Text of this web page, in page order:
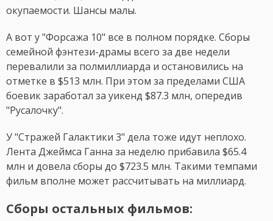
окупаемости. Шансы малы.
А вот у "Форсажа 10" все в полном порядке. Сборы
семейной фэнтези-драмы всего за две недели
перевалили за полмиллиарда и остановились на
отметке в $513 млн. При этом за пределами США
боевик заработал за уикенд $87.3 млн, опередив
"Русалочку".
У "Стражей Галактики 3" дела тоже идут неплохо.
Лента Джеймса Ганна за неделю прибавила $65.4
млн и довела сборы до $723.5 млн. Такими темпами
фильм вполне может рассчитывать на миллиард.
Сборы остальных фильмов: